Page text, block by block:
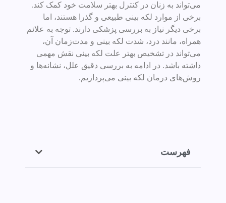
می‌تواند به زنان در کنترل بهتر سلامت خود کمک کند.
برخی از موارد لکه بینی طبیعی و گذرا هستند، اما
برخی دیگر نیاز به بررسی پزشکی دارند. توجه به علائم
همراه، مانند درد، شدت لکه بینی و مدت‌زمان آن،
می‌تواند در تشخیص بهتر علت لکه بینی نقش مهمی
داشته باشد. در ادامه به بررسی دقیق علل، نشانه‌ها و
روش‌های درمان لکه بینی می‌پردازیم.
فهرست